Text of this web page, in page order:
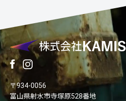
〒934-0056
富山県射水市寺塚原528番地